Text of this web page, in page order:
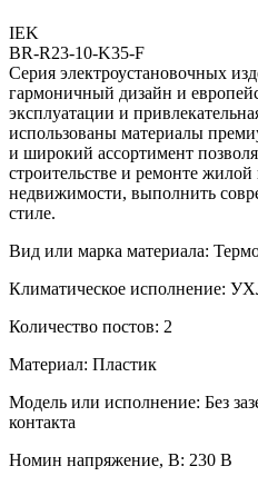
IEK
BR-R23-10-K35-F
Серия электроустановочных
гармоничный дизайн и
эксплуатации и
использованы материалы
и широкий ассортимент
строительстве и ремонте
недвижимости, выполнить
стиле.
Вид или марка материала:
Климатическое исполнение:
Количество постов: 2
Материал: Пластик
Модель или исполнение: Без
контакта
Номин напряжение, В: 230 В